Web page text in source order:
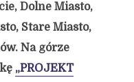
Dolne Miasto,
Stare Miasto,
Na górze
„PROJEKT